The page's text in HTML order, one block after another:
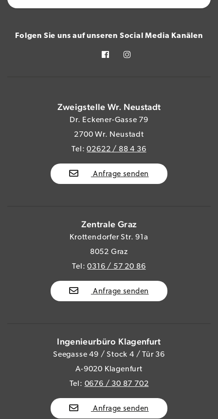
Folgen Sie uns auf unseren Social Media Kanälen
Zweigstelle Wr. Neustadt
Dr. Eckener-Gasse 79
2700 Wr. Neustadt
Tel:02622 / 88 4 36
Anfrage senden
Zentrale Graz
Krottendorfer Str. 91a
8052 Graz
Tel:0316 / 57 20 86
Anfrage senden
Ingenieurbüro Klagenfurt
Seegasse 49 / Stock 4 / Tür 36
A-9020 Klagenfurt
Tel: 0676 / 30 87 702
Anfrage senden